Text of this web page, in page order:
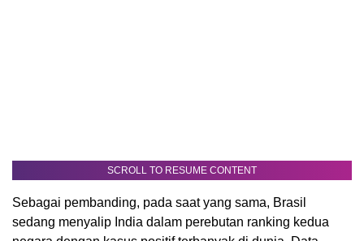
SCROLL TO RESUME CONTENT
Sebagai pembanding, pada saat yang sama, Brasil
sedang menyalip India dalam perebutan ranking kedua